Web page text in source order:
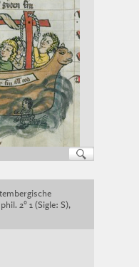
2° 1 (Sigle: S),